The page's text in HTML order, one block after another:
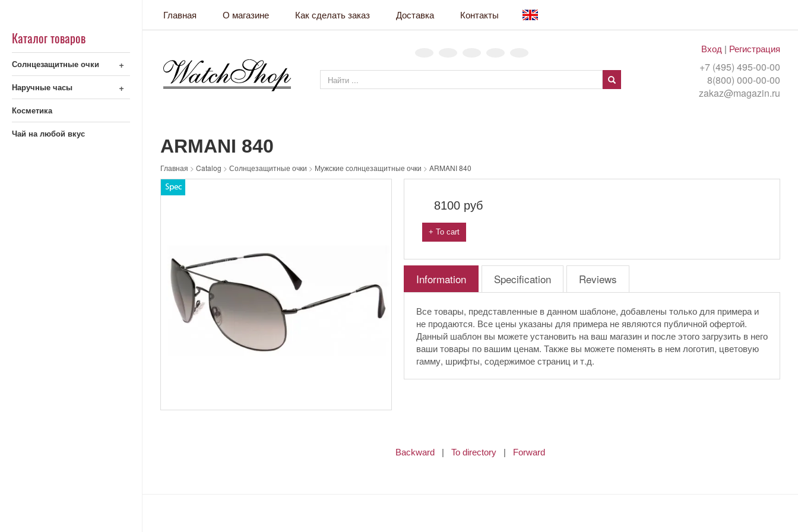
Главная О магазине Как сделать заказ Доставка Контакты
Вход | Регистрация
+7 (495) 495-00-00
8(800) 000-00-00
zakaz@magazin.ru
Каталог товаров
+
Солнцезащитные очки
+
Наручные часы
Косметика
Чай на любой вкус
ARMANI 840
Главная > Catalog > Солнцезащитные очки > Мужские солнцезащитные очки > ARMANI 840
8100 руб
+ To cart
Information Specification Reviews
Все товары, представленные в данном шаблоне, добавлены только для примера и
не продаются. Все цены указаны для примера не являются публичной офертой.
Данный шаблон вы можете установить на ваш магазин и после этого загрузить в него
ваши товары по вашим ценам. Также вы можете поменять в нем логотип, цветовую
гамму, шрифты, содержимое страниц и т.д.
Backward | To directory | Forward